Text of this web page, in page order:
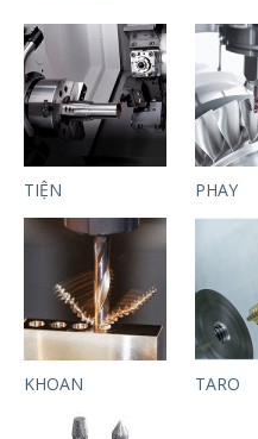
PHAY XOẮN ỐC
TIỆN
TIỆN REN NGOÀI
TIỆN REN TRONG
ĐỘ CHÍNH XÁC CAO
TIỆN PHAY
KHOAN TARO